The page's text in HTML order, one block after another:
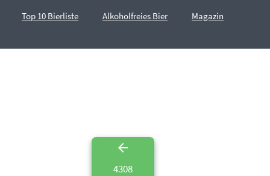
Top 10 Bierliste Alkoholfreies Bier Magazin
4308